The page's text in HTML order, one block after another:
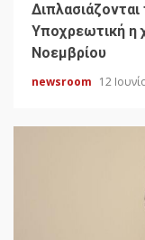
Υποχρεωτική η
Νοεμβρίου
newsroom 12